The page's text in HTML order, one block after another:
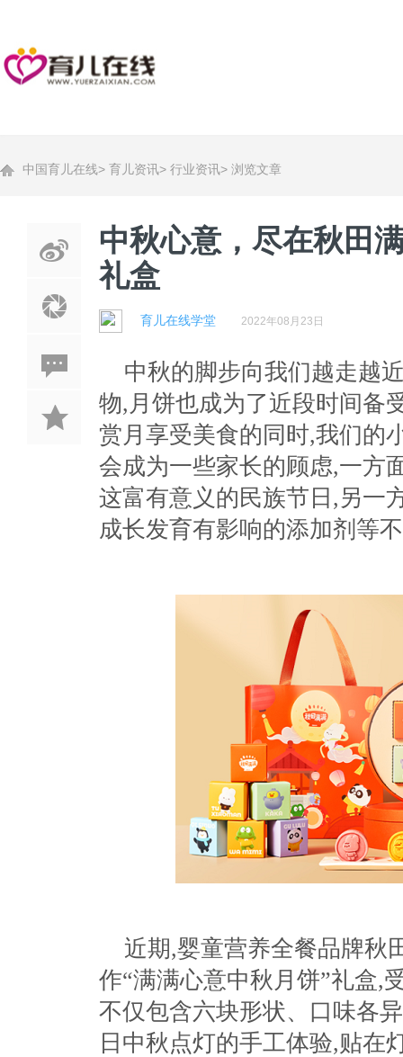
中国育儿在线> 育儿资讯> 行业资讯> 浏览文章
中秋心意，尽在秋田
礼盒
育儿在线学堂 2022年08月23日
中秋的脚步向我们越走越
物,月饼也成为了近段时间备
赏月享受美食的同时,我们的
会成为一些家长的顾虑,一方
这富有意义的民族节日,另一
成长发育有影响的添加剂等
近期,婴童营养全餐品牌秋
作“满满心意中秋月饼”礼盒,
不仅包含六块形状、口味各
日中秋点灯的手工体验,贴在